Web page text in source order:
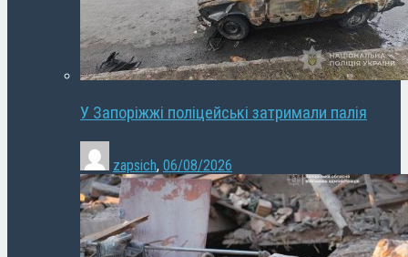
У Запоріжжі поліцейські затримали палія
zapsich, 06/08/2026